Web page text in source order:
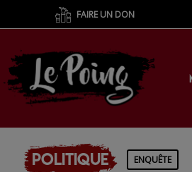
FAIRE UN DON
Politique ENQUÊTE